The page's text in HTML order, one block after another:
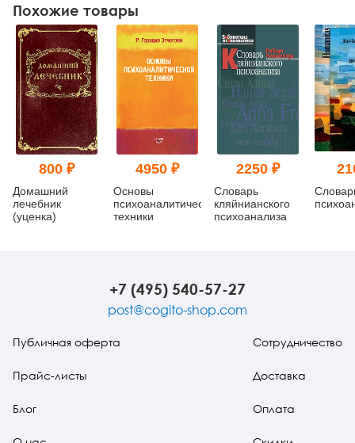
Похожие товары
800 ₽
Домашний
лечебник
(уценка)
4950 ₽
Основы
психоаналитической
техники
2250 ₽
Словарь
кляйнианского
психоанализа
+7 (495) 540-57-27
post@cogito-shop.com
Публичная оферта
Прайс-листы
Блог
Сотрудничество
Доставка
Оплата